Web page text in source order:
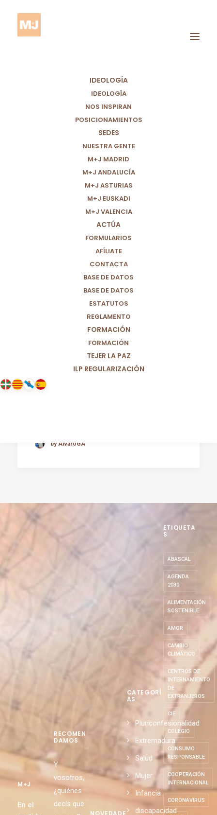
IDEOLOGÍA
IDEOLOGÍA
NOS INSPIRAN
POSICIONAMIENTOS
SEDES
NUESTRA GENTE
M+J MADRID
M+J ANDALUCÍA
M+J ASTURIAS
M+J EUSKADI
M+J VALENCIA
ACTÚA
FORMULARIOS
AFÍLIATE
CONTACTA
BASE DE DATOS
BASE DE DATOS
ESTATUTOS
REGLAMENTO
FORMACIÓN
FORMACIÓN
TEJER LA PAZ
ILP REGULARIZACIÓN
Parroquia
by AlvaroGA
M+J
En el
RECOMEN
DAMOS
Y
vosotros,
¿quiénes
decís que
NOVEDADE
CATEGORÍ
AS
Pluriconfesionalidad
Extremadura
Salud
Mujer
Infancia
discapacidad
ETIQUETA
S
ABASCAL
AGENDA
2030
ALIMENTACIÓN
SOSTENIBLE
AMOR
CAMBIO
CLIMÁTICO
CENTROS DE
INTERNAMIENTO
DE
EXTRANJEROS
CIE
COLEGIO
CONSUMO
RESPONSABLE
COOPERACIÓN
INTERNACIONAL
CORONAVIRUS